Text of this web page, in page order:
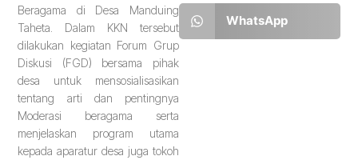
Beragama di Desa Manduing
Taheta. Dalam KKN tersebut
dilakukan kegiatan Forum Grup
Diskusi (FGD) bersama pihak
desa untuk mensosialisasikan
tentang arti dan pentingnya
Moderasi beragama serta
menjelaskan program utama
kepada aparatur desa juga tokoh
WhatsApp